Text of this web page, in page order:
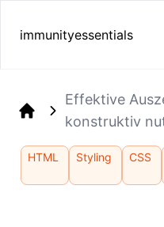
immunityessentials
Effektive
konstruktiv
HTML Styling CSS